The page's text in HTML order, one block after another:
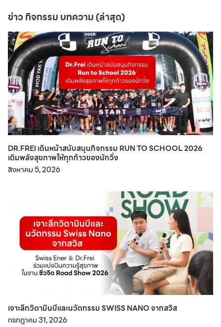
ข่าว กิจกรรม บทความ (ล่าสุด)
DR.FREI เดินหน้าสนับสนุนกิจกรรม RUN TO SCHOOL 2026
เติมพลังสุขภาพให้ทุกก้าวของนักวิ่ง
สิงหาคม 5, 2026
เจาะลึกวิตามินบีและนวัตกรรม SWISS NANO จากสวิส
กรกฎาคม 31, 2026